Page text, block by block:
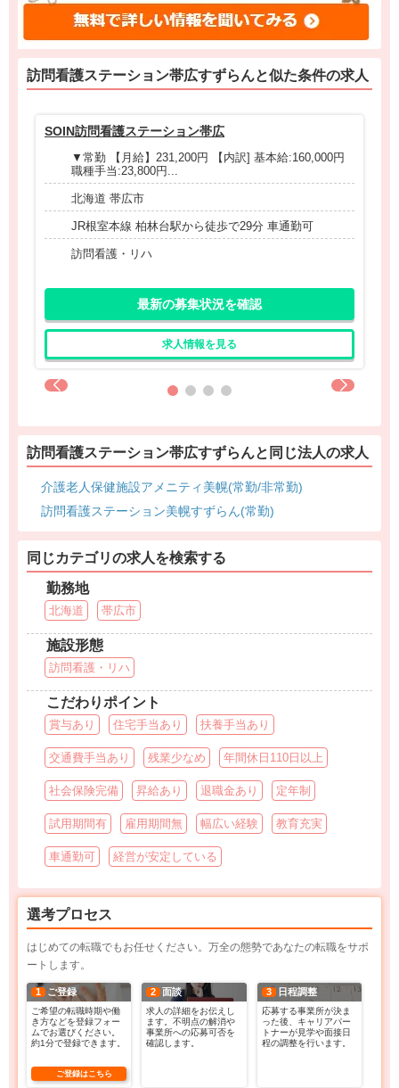
訪問看護ステーション帯広すずらんと似た条件の求人
SOIN訪問看護ステーション帯広
▼常勤 【月給】231,200円 【内訳] 基本給:160,000円
職種手当:23,800円...
北海道 帯広市
JR根室本線 柏林台駅から徒歩で29分 車通勤可
訪問看護・リハ
最新の募集状況を確認
求人情報を見る
訪問看護ステーション帯広すずらんと同じ法人の求人
介護老人保健施設アメニティ美幌(常勤/非常勤)
訪問看護ステーション美幌すずらん(常勤)
同じカテゴリの求人を検索する
勤務地
北海道 帯広市
施設形態
訪問看護・リハ
こだわりポイント
賞与あり 住宅手当あり 扶養手当あり
交通費手当あり 残業少なめ 年間休日110日以上
社会保険完備 昇給あり 退職金あり 定年制
試用期間有 雇用期間無 幅広い経験 教育充実
車通勤可 経営が安定している
選考プロセス
はじめての転職でもお任せください。万全の態勢であなたの転職をサポ
ートします。
1 ご登録
ご希望の転職時期や働
き方などを登録フォー
ムでお選びください。
約1分で登録できます。
ご登録はこちら
2 面談
求人の詳細をお伝えし
ます。不明点の解消や
事業所への応募可否を
確認します。
3 日程調整
応募する事業所が決ま
った後、キャリアパー
トナーが見学や面接日
程の調整を行います。